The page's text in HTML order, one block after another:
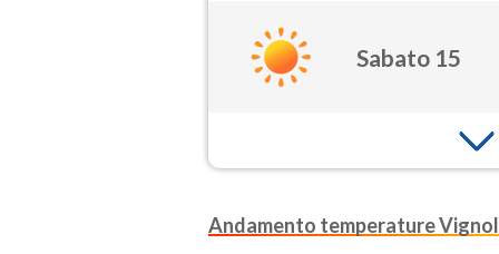
Sabato 15
Andamento temperature